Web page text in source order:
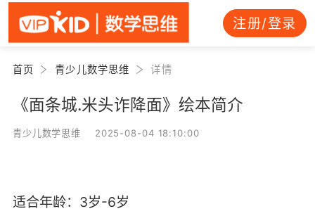
注册/登录
首页 青少儿数学思维 详情
《面条城.米头诈降面》绘本简介
青少儿数学思维 2025-08-04 18:10:00
适合年龄：3岁-6岁